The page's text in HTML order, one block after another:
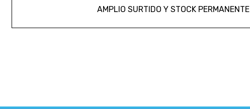
AMPLIO SURTIDO Y STOCK PERMANENTE